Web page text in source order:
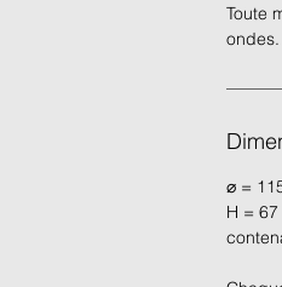
Toute
ondes.
⌀ =
H =